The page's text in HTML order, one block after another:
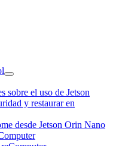
sobre el uso de Jetson
y restaurar en
desde Jetson Orin Nano